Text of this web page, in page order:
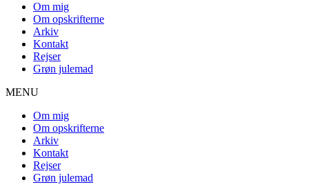
Om mig
Om opskrifterne
Arkiv
Kontakt
Rejser
Grøn julemad
MENU
Om mig
Om opskrifterne
Arkiv
Kontakt
Rejser
Grøn julemad